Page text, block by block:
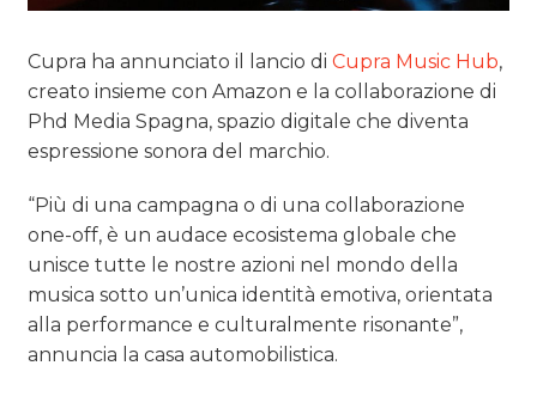
Cupra ha annunciato il lancio diCupra Music Hub,
creato insieme con Amazon e la collaborazione di
Phd Media Spagna, spazio digitale che diventa
espressione sonora del marchio.
“Più di una campagna o di una collaborazione
one-off, è un audace ecosistema globale che
unisce tutte le nostre azioni nel mondo della
musica sotto un’unica identità emotiva, orientata
alla performance e culturalmente risonante”,
annuncia la casa automobilistica.